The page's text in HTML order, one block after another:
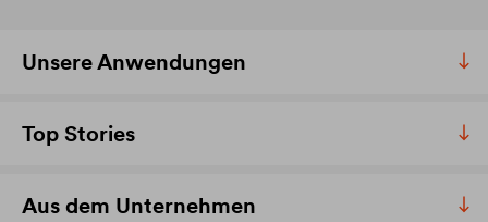
Unsere Anwendungen
Top Stories
Aus dem Unternehmen